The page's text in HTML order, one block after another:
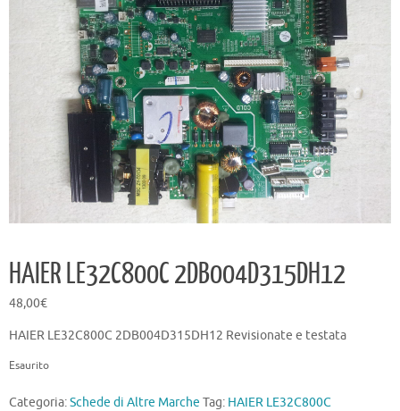
HAIER LE32C800C 2DB004D315DH12
48,00€
HAIER LE32C800C 2DB004D315DH12 Revisionate e testata
Esaurito
Categoria:Schede di Altre Marche Tag: HAIER LE32C800C